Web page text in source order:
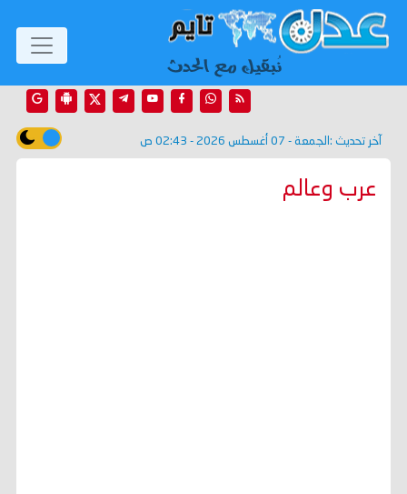
آخر تحديث : الجمعة - 07 أغسطس 2026 - 02:43 ص
عرب وعالم